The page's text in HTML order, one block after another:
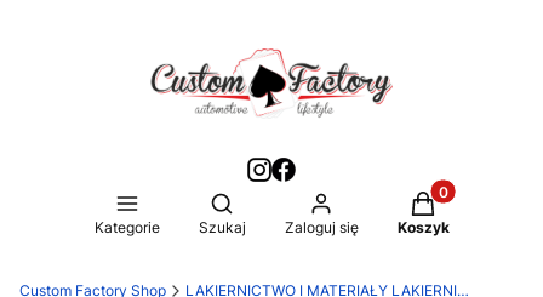
Kategorie
Otwórz wyszukiwarkę
Szukaj Zaloguj się
Produkty w
Koszyk
Custom Factory Shop LAKIERNICTWO I MATERIAŁY LAKIERNICZE